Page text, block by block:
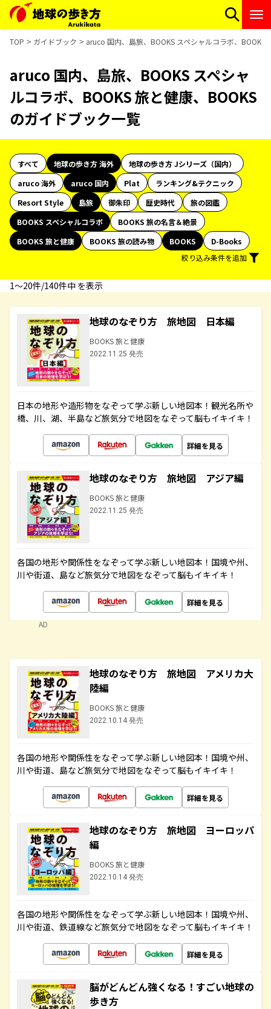
TOP ガイドブック aruco 国内、島旅、BOOKS スペシャルコラボ、BOOKS
aruco 国内、島旅、BOOKS スペシャ
ルコラボ、BOOKS 旅と健康、BOOKS
のガイドブック一覧
すべて 地球の歩き方 海外
地球の歩き方 Jシリーズ（国内）
aruco 海外
aruco 国内 Plat
ランキング&テクニック
Resort Style
島旅 御朱印 歴史時代
旅の図鑑
BOOKS スペシャルコラボ
BOOKS 旅の名言＆絶景
BOOKS 旅と健康
BOOKS 旅の読み物 BOOKS
D-Books
絞り込み条件を追加
1〜20件/140件中 を表示
地球のなぞり方 旅地図 日本編
BOOKS 旅と健康
2022.11.25 発売
日本の地形や造形物をなぞって学ぶ新しい地図本！観光名所や
橋、川、湖、半島など旅気分で地図をなぞって脳もイキイキ！
詳細を見る
地球のなぞり方 旅地図 アジア編
BOOKS 旅と健康
2022.11.25 発売
各国の地形や関係性をなぞって学ぶ新しい地図本！国境や州、
川や街道、島など旅気分で地図をなぞって脳もイキイキ！
詳細を見る
AD
地球のなぞり方 旅地図 アメリカ大
陸編
BOOKS 旅と健康
2022.10.14 発売
各国の地形や関係性をなぞって学ぶ新しい地図本！国境や州、
川や街道、島など旅気分で地図をなぞって脳もイキイキ！
詳細を見る
地球のなぞり方 旅地図 ヨーロッパ
編
BOOKS 旅と健康
2022.10.14 発売
各国の地形や関係性をなぞって学ぶ新しい地図本！国境や州、
川や街道、鉄道線など旅気分で地図をなぞって脳もイキイキ！
詳細を見る
脳がどんどん強くなる！すごい地球の
歩き方